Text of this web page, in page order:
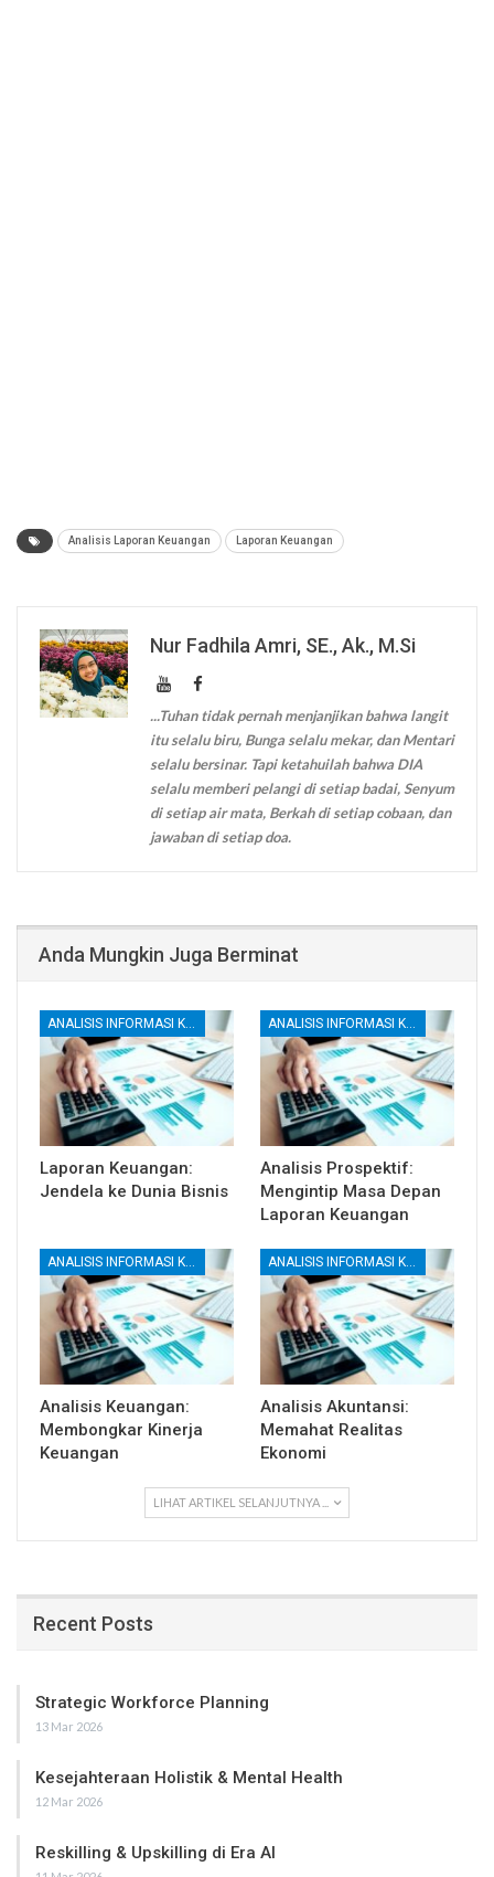
Analisis Laporan Keuangan Laporan Keuangan
Nur Fadhila Amri, SE., Ak., M.Si
...Tuhan tidak pernah menjanjikan bahwa langit
itu selalu biru, Bunga selalu mekar, dan Mentari
selalu bersinar. Tapi ketahuilah bahwa DIA
selalu memberi pelangi di setiap badai, Senyum
di setiap air mata, Berkah di setiap cobaan, dan
jawaban di setiap doa.
Anda Mungkin Juga Berminat
ANALISIS INFORMASI KEUANGAN
Laporan Keuangan:
Jendela ke Dunia Bisnis
ANALISIS INFORMASI KEUANGAN
Analisis Prospektif:
Mengintip Masa Depan
Laporan Keuangan
ANALISIS INFORMASI KEUANGAN
Analisis Keuangan:
Membongkar Kinerja
Keuangan
ANALISIS INFORMASI KEUANGAN
Analisis Akuntansi:
Memahat Realitas
Ekonomi
LIHAT ARTIKEL SELANJUTNYA ...
Recent Posts
Strategic Workforce Planning
13 Mar 2026
Kesejahteraan Holistik & Mental Health
12 Mar 2026
Reskilling & Upskilling di Era AI